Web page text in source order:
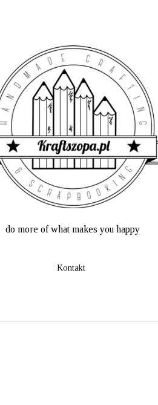
do more of what makes you happy
Kontakt